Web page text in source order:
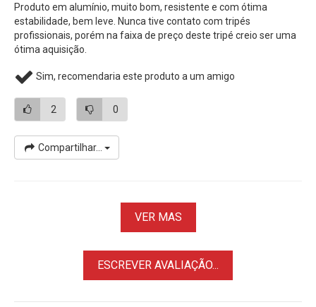
Produto em alumínio, muito bom, resistente e com ótima
estabilidade, bem leve. Nunca tive contato com tripés
profissionais, porém na faixa de preço deste tripé creio ser uma
ótima aquisição.
Sim, recomendaria este produto a um amigo
2 0
Compartilhar...
VER MAS
ESCREVER AVALIAÇÃO...